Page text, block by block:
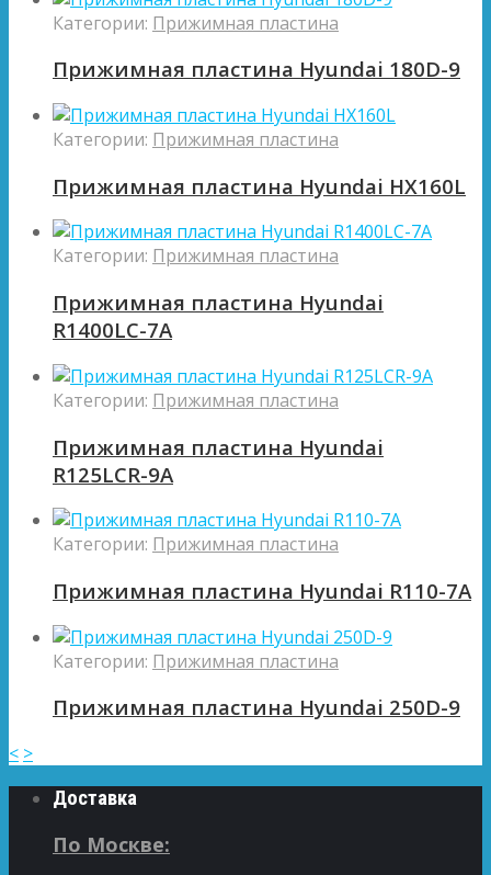
Категории: Прижимная пластина
Прижимная пластина Hyundai 180D-9
Категории: Прижимная пластина
Прижимная пластина Hyundai HX160L
Категории: Прижимная пластина
Прижимная пластина Hyundai
R1400LC-7A
Категории: Прижимная пластина
Прижимная пластина Hyundai
R125LCR-9A
Категории: Прижимная пластина
Прижимная пластина Hyundai R110-7A
Категории: Прижимная пластина
Прижимная пластина Hyundai 250D-9
< >
Доставка
По Москве: